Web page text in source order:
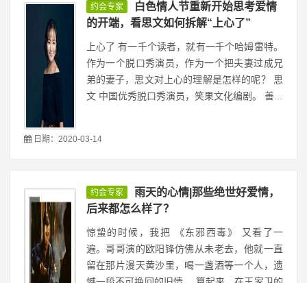
约会专家
白色情人节重新开始思考爱情
的开端，看思文如何拆解“上心了”
上心了 有一千个读者，就有一千个哈姆雷特。
作为一个脱口秀演员，作为一个把夫妻过成兄
弟的妻子，思文对上心的理解是怎样的呢？ 思
文 中国优秀脱口秀演员，笑果文化编剧。 善...
日期：2020-03-14
约会专家
雨天的心情|那些绝世好爱情，
后来都怎么样了？
惊蛰的时候，我把 《东邪西毒》 又看了一
遍。哥哥演的欧阳锋仿佛从未老去，他就一直
留在那片漫天黄沙里，喝一盏酒等一个人，遗